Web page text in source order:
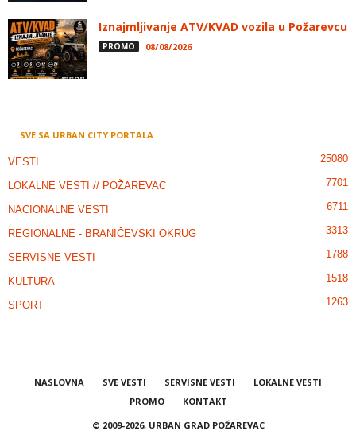
Iznajmljivanje ATV/KVAD vozila u Požarevcu
PROMO 08/08/2026
SVE SA URBAN CITY PORTALA
VESTI 25080
LOKALNE VESTI // POŽAREVAC 7701
NACIONALNE VESTI 6711
REGIONALNE - BRANIČEVSKI OKRUG 3313
SERVISNE VESTI 1788
KULTURA 1518
SPORT 1263
NASLOVNA SVE VESTI SERVISNE VESTI
LOKALNE VESTI
PROMO
KONTAKT
© 2009-2026, URBAN GRAD POŽAREVAC